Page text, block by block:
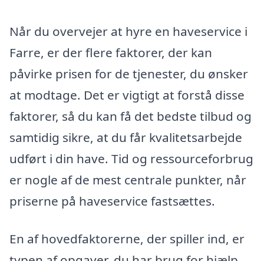
Når du overvejer at hyre en haveservice i
Farre, er der flere faktorer, der kan
påvirke prisen for de tjenester, du ønsker
at modtage. Det er vigtigt at forstå disse
faktorer, så du kan få det bedste tilbud og
samtidig sikre, at du får kvalitetsarbejde
udført i din have. Tid og ressourceforbrug
er nogle af de mest centrale punkter, når
priserne på haveservice fastsættes.
En af hovedfaktorerne, der spiller ind, er